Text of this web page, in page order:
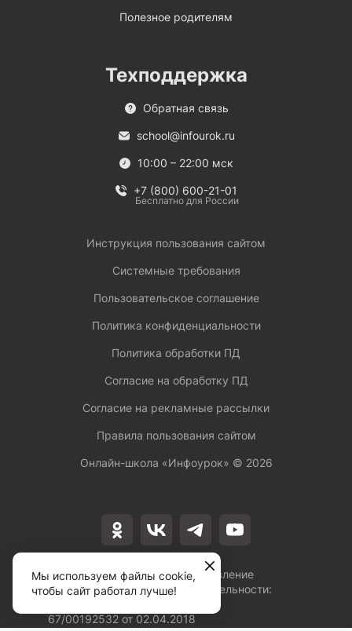
Лицензия на осуществление
образовательной деятельности:
67/00192532 от 02.04.2018
Полезное родителям
Техподдержка
Обратная связь
school@infourok.ru
10:00 – 22:00 мск
+7 (800) 600-21-01
Бесплатно для России
Инструкция пользования сайтом
Системные требования
Пользовательское соглашение
Политика конфиденциальности
Политика обработки ПД
Согласие на обработку ПД
Согласие на рекламные рассылки
Правила пользования сайтом
Онлайн-школа «Инфоурок» © 2026
Мы используем файлы cookie,
чтобы сайт работал лучше!